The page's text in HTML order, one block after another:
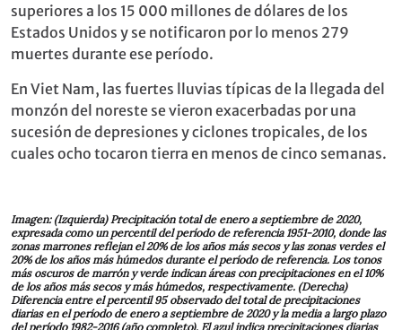
superiores a los 15 000 millones de dólares de los
Estados Unidos y se notificaron por lo menos 279
muertes durante ese período.
En Viet Nam, las fuertes lluvias típicas de la llegada del
monzón del noreste se vieron exacerbadas por una
sucesión de depresiones y ciclones tropicales, de los
cuales ocho tocaron tierra en menos de cinco semanas.
Imagen: (Izquierda) Precipitación total de enero a septiembre de 2020,
expresada como un percentil del período de referencia 1951-2010, donde las
zonas marrones reflejan el 20% de los años más secos y las zonas verdes el
20% de los años más húmedos durante el período de referencia. Los tonos
más oscuros de marrón y verde indican áreas con precipitaciones en el 10%
de los años más secos y más húmedos, respectivamente. (Derecha)
Diferencia entre el percentil 95 observado del total de precipitaciones
diarias en el período de enero a septiembre de 2020 y la media a largo plazo
del período 1982-2016 (año completo). El azul indica precipitaciones diarias